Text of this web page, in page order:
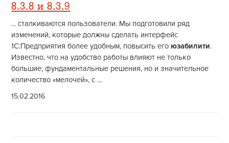
8.3.8 и 8.3.9
... сталкиваются пользователи. Мы подготовили ряд
изменений, которые должны сделать интерфейс
1С:Предприятия более удобным, повысить его юзабилити.
Известно, что на удобство работы влияют не только
большие, фундаментальные решения, но и значительное
количество «мелочей», с ...
15.02.2016